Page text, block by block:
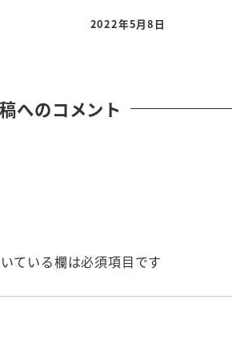
2022年5月8日
へのコメント
ている欄は必須項目です